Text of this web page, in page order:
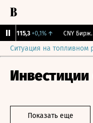
115,3 +0,1% ↑ CNY Бирж.
Ситуация на топливном
Инвестиции
Показать еще